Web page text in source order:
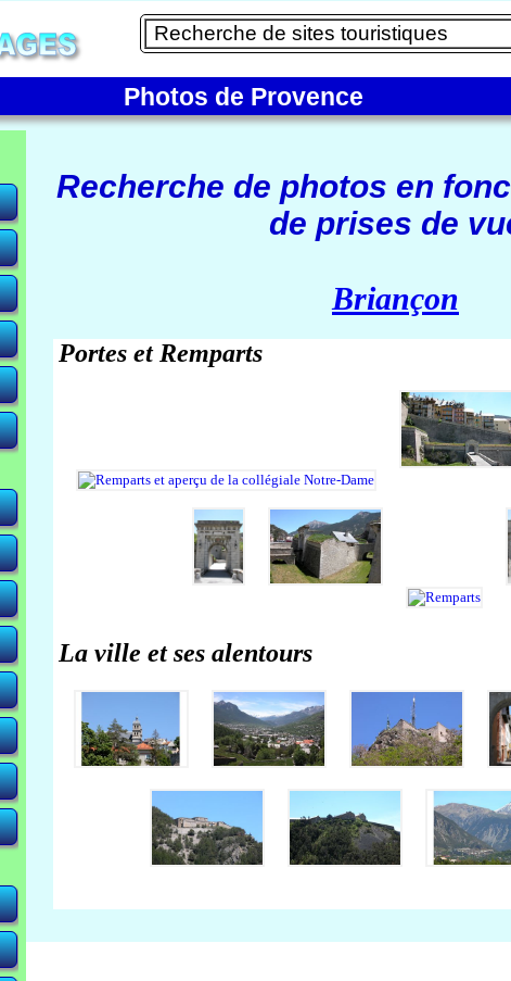
Photos de Provence
Recherche de photos en
de prises de
Briançon
Portes et Remparts
La ville et ses alentours